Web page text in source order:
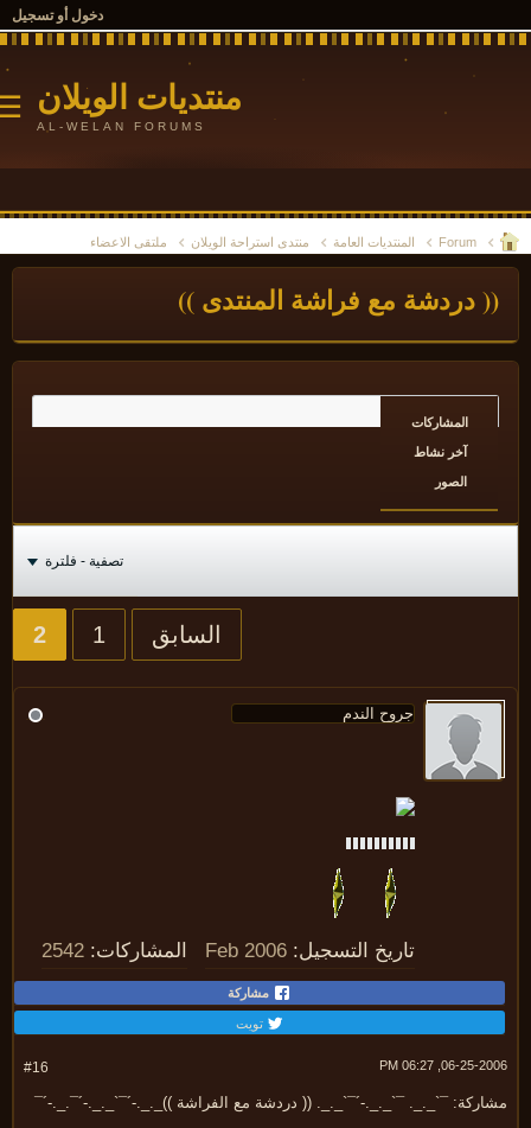
دخول أو تسجيل
منتديات الويلان
AL-WELAN FORUMS
☰
Forum المنتديات العامة منتدى استراحة الويلان ملتقى الاعضاء
دردشة مع فراشة المنتدى ))
المشاركات
آخر نشاط
تصفية - فلترة
السابق
تاريخ التسجيل: Feb 2006 المشاركات: 2542
مشاركة
تويت
06-25-2006,
¯`_._. ¯`_._.-´¯`_._. (( دردشة مع الفراشة ))_._.-´¯`_._.-´¯._.-´¯